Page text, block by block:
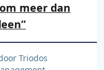
meer dan
Triodos